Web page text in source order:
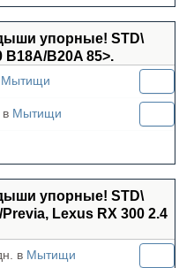
упорные! STD\
B18A/B20A 85>.
Мытищи
Мытищи
упорные! STD\
Lexus RX 300 2.4
в Мытищи